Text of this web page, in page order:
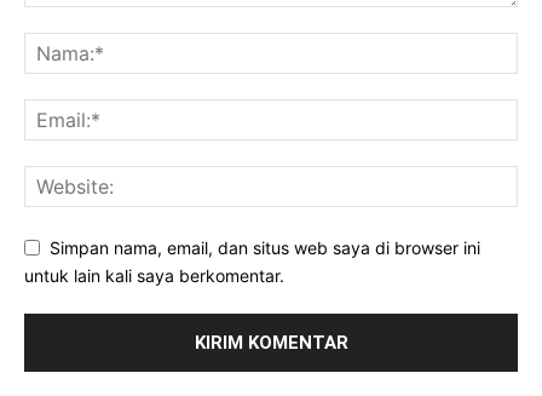
Simpan nama, email, dan situs web saya di browser ini
untuk lain kali saya berkomentar.